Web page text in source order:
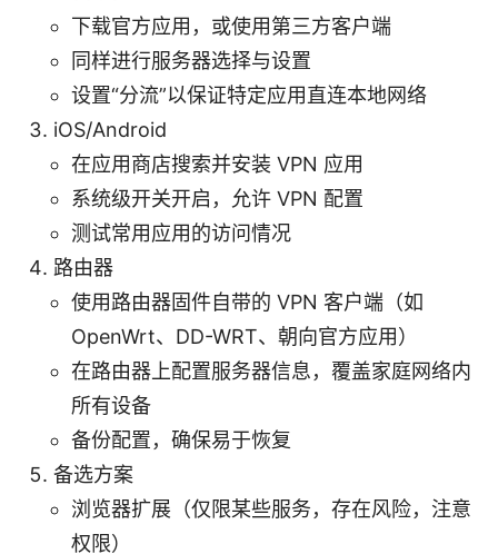
下载官方应用，或使用第三方客户端
同样进行服务器选择与设置
设置“分流”以保证特定应用直连本地网络
iOS/Android
在应用商店搜索并安装 VPN 应用
系统级开关开启，允许 VPN 配置
测试常用应用的访问情况
路由器
使用路由器固件自带的 VPN 客户端（如
OpenWrt、DD-WRT、朝向官方应用）
在路由器上配置服务器信息，覆盖家庭网络内
所有设备
备份配置，确保易于恢复
备选方案
浏览器扩展（仅限某些服务，存在风险，注意
权限）